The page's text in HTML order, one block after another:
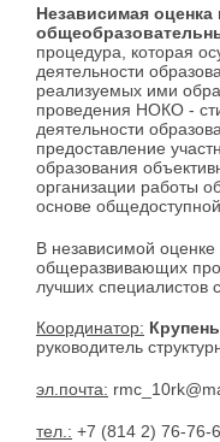
Независимая
процедура, которая
деятельности
реализуемых ими
проведения НОКО -
деятельности
предоставление
образования
организации работы
основе
В независимой оценке
общеразвивающих
лучших специалистов
Координатор:
руководитель
эл.почта:
тел.: +7 (814 2) 76-76-